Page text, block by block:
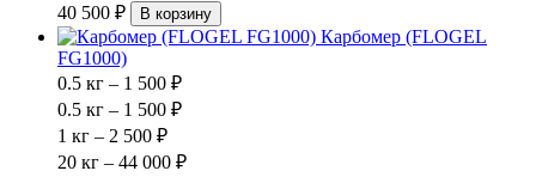
40 500 ₽
В корзину
Карбомер (FLOGEL
FG1000)
0.5 кг – 1 500 ₽
0.5 кг – 1 500 ₽
1 кг – 2 500 ₽
20 кг – 44 000 ₽